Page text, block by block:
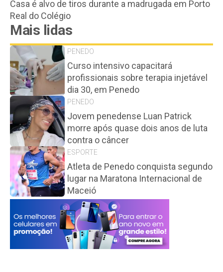
Casa é alvo de tiros durante a madrugada em Porto
Real do Colégio
Mais lidas
PENEDO
Curso intensivo capacitará
profissionais sobre terapia injetável
dia 30, em Penedo
PENEDO
Jovem penedense Luan Patrick
morre após quase dois anos de luta
contra o câncer
ESPORTE
Atleta de Penedo conquista segundo
lugar na Maratona Internacional de
Maceió